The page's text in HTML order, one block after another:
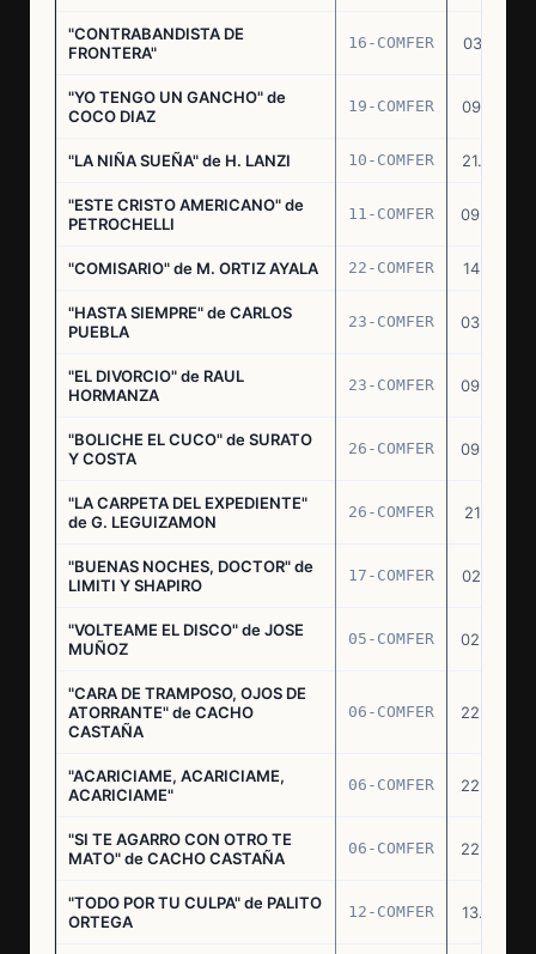
"CONTRABANDISTA DE
FRONTERA"
16-COMFER 03.12.74
"YO TENGO UN GANCHO" de
COCO DIAZ
19-COMFER 09.01.75
"LA NIÑA SUEÑA" de H. LANZI 10-COMFER 21.03.75
"ESTE CRISTO AMERICANO" de
PETROCHELLI
11-COMFER 09.04.75
"COMISARIO" de M. ORTIZ AYALA 22-COMFER 14.07.75
"HASTA SIEMPRE" de CARLOS
PUEBLA
23-COMFER 03.09.75
"EL DIVORCIO" de RAUL
HORMANZA
23-COMFER 09.09.75
"BOLICHE EL CUCO" de SURATO
Y COSTA
26-COMFER 09.09.75
"LA CARPETA DEL EXPEDIENTE"
de G. LEGUIZAMON
26-COMFER 21.10.75
"BUENAS NOCHES, DOCTOR" de
LIMITI Y SHAPIRO
17-COMFER 02.01.76
"VOLTEAME EL DISCO" de JOSE
MUÑOZ
05-COMFER 02.02.76
"CARA DE TRAMPOSO, OJOS DE
ATORRANTE" de CACHO
CASTAÑA
06-COMFER 22.04.76
"ACARICIAME, ACARICIAME,
ACARICIAME"
06-COMFER 22.04.76
"SI TE AGARRO CON OTRO TE
MATO" de CACHO CASTAÑA
06-COMFER 22.04.76
"TODO POR TU CULPA" de PALITO
ORTEGA
12-COMFER 13.05.76